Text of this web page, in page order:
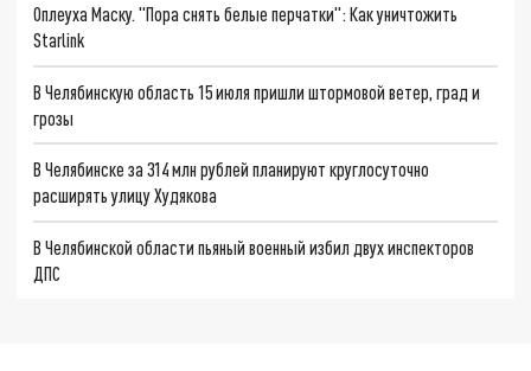
Оплеуха Маску. "Пора снять белые перчатки": Как уничтожить
Starlink
В Челябинскую область 15 июля пришли штормовой ветер, град и
грозы
В Челябинске за 314 млн рублей планируют круглосуточно
расширять улицу Худякова
В Челябинской области пьяный военный избил двух инспекторов
ДПС